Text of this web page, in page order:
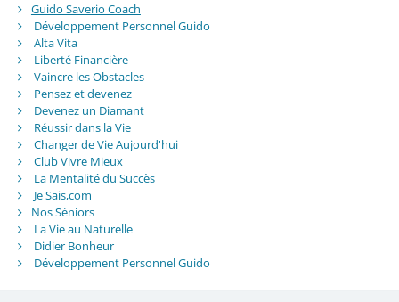
Guido Saverio Coach
Développement Personnel Guido
Alta Vita
Liberté Financière
Vaincre les Obstacles
Pensez et devenez
Devenez un Diamant
Réussir dans la Vie
Changer de Vie Aujourd'hui
Club Vivre Mieux
La Mentalité du Succès
Je Sais,com
Nos Séniors
La Vie au Naturelle
Didier Bonheur
Développement Personnel Guido